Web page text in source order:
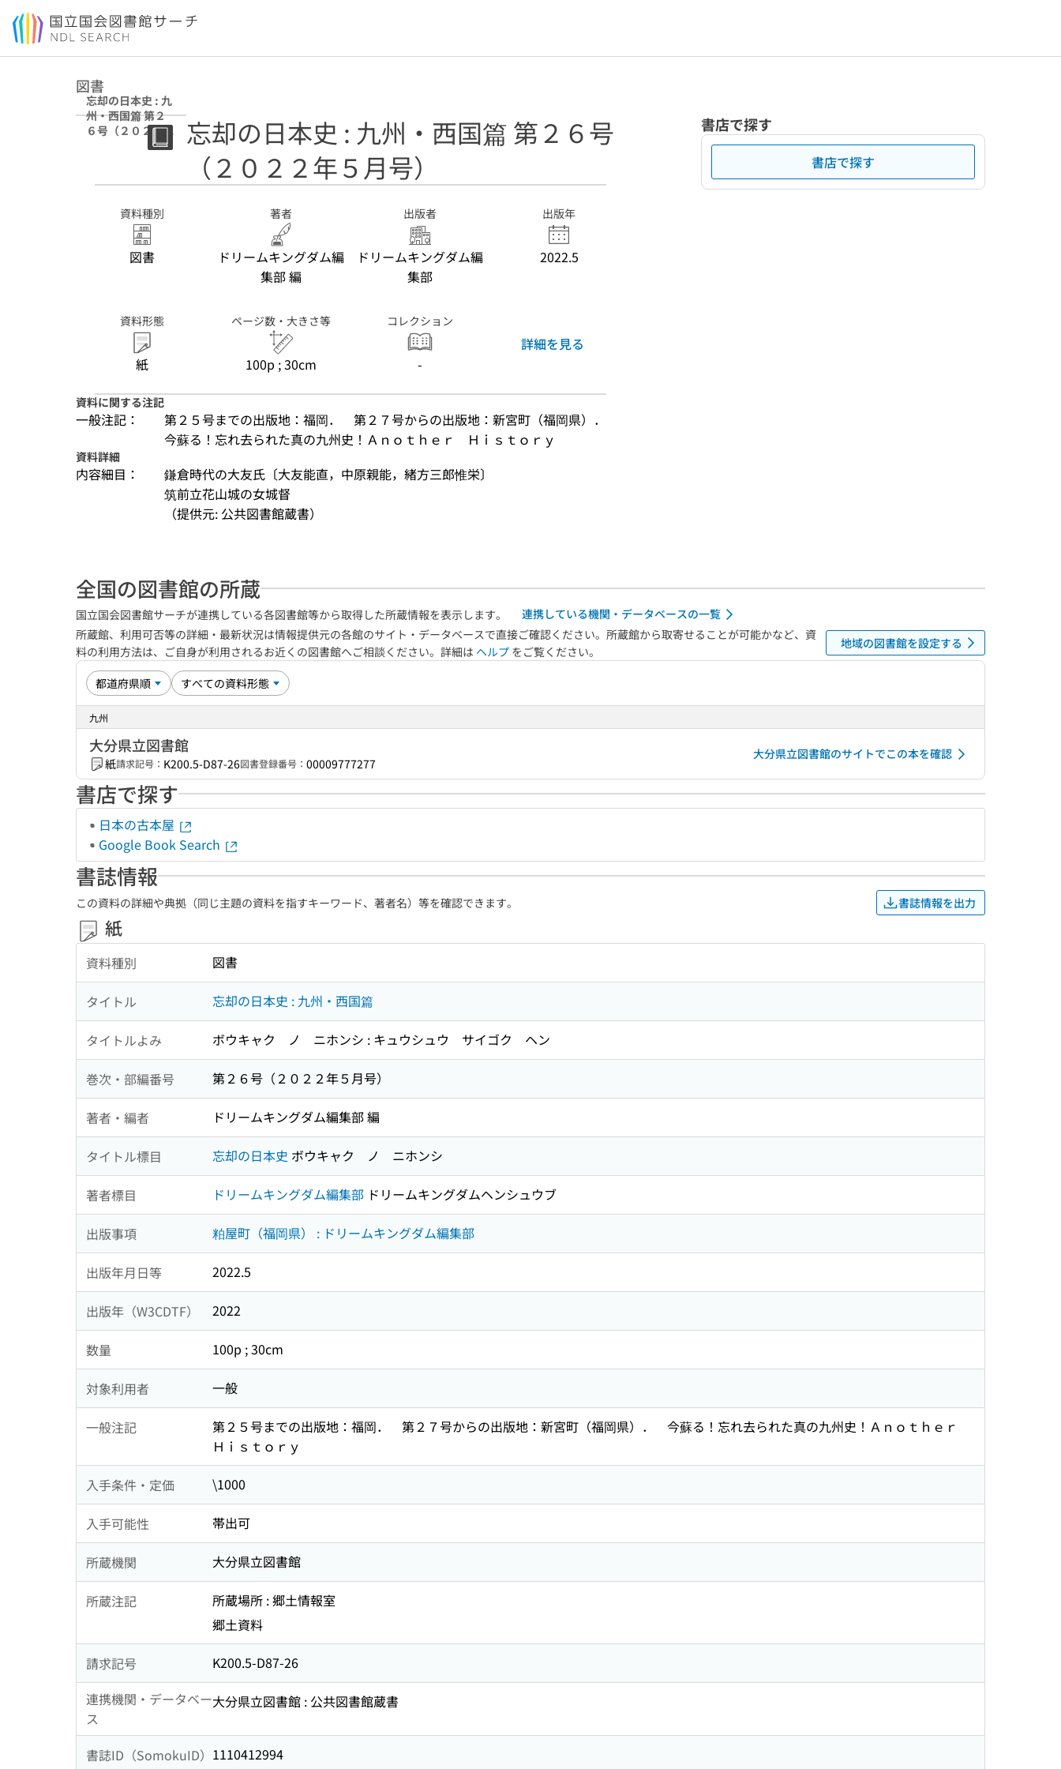
本文へ移動
図書
忘却の日本史 : 九
州・西国篇 第２
６号（２０２２年
忘却の日本史 : 九州・西国篇 第２６号
（２０２２年５月号）
資料種別
図書
著者
ドリームキングダム編
集部 編
出版者
ドリームキングダム編
集部
出版年
2022.5
資料形態
紙
ページ数・大きさ等
100p ; 30cm
コレクション
-
詳細を見る
資料に関する注記
一般注記：
第２５号までの出版地：福岡．　第２７号からの出版地：新宮町（福岡県）．
今蘇る！忘れ去られた真の九州史！Ａｎｏｔｈｅｒ　Ｈｉｓｔｏｒｙ
資料詳細
内容細目：
鎌倉時代の大友氏〔大友能直，中原親能，緒方三郎惟栄〕
筑前立花山城の女城督
（提供元: 公共図書館蔵書）
書店で探す
書店で探す
全国の図書館の所蔵
国立国会図書館サーチが連携している各図書館等から取得した所蔵情報を表示します。
連携している機関・データベースの一覧
所蔵館、利用可否等の詳細・最新状況は情報提供元の各館のサイト・データベースで直接ご確認ください。所蔵館から取寄せることが可能かなど、資
料の利用方法は、ご自身が利用されるお近くの図書館へご相談ください。詳細は ヘルプ をご覧ください。
地域の図書館を設定する
九州
大分県立図書館
紙請求記号： K200.5-D87-26図書登録番号： 00009777277
大分県立図書館のサイトでこの本を確認
書店で探す
日本の古本屋
Google Book Search
書誌情報
この資料の詳細や典拠（同じ主題の資料を指すキーワード、著者名）等を確認できます。 書誌情報を出力
紙
資料種別 図書
タイトル 忘却の日本史 : 九州・西国篇
タイトルよみ ボウキャク ノ ニホンシ : キュウシュウ サイゴク ヘン
巻次・部編番号 第２６号（２０２２年５月号）
著者・編者 ドリームキングダム編集部 編
タイトル標目 忘却の日本史 ボウキャク ノ ニホンシ
著者標目 ドリームキングダム編集部 ドリームキングダムヘンシュウブ
出版事項 粕屋町（福岡県） : ドリームキングダム編集部
出版年月日等 2022.5
出版年（W3CDTF） 2022
数量 100p ; 30cm
対象利用者 一般
一般注記
第２５号までの出版地：福岡． 第２７号からの出版地：新宮町（福岡県）． 今蘇る！忘れ去られた真の九州史！Ａｎｏｔｈｅｒ
Ｈｉｓｔｏｒｙ
入手条件・定価 \1000
入手可能性 帯出可
所蔵機関 大分県立図書館
所蔵注記
所蔵場所 : 郷土情報室
郷土資料
請求記号
K200.5-D87-26
連携機関・データベー
ス
大分県立図書館 : 公共図書館蔵書
書誌ID（SomokuID） 1110412994